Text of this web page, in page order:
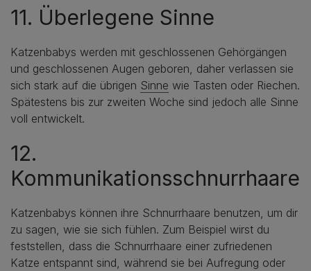
11. Überlegene Sinne
Katzenbabys werden mit geschlossenen Gehörgängen
und geschlossenen Augen geboren, daher verlassen sie
sich stark auf die übrigen Sinne wie Tasten oder Riechen.
Spätestens bis zur zweiten Woche sind jedoch alle Sinne
voll entwickelt.
12.
Kommunikationsschnurrhaare
Katzenbabys können ihre Schnurrhaare benutzen, um dir
zu sagen, wie sie sich fühlen. Zum Beispiel wirst du
feststellen, dass die Schnurrhaare einer zufriedenen
Katze entspannt sind, während sie bei Aufregung oder